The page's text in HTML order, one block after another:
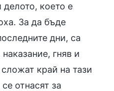
което е
За да бъде
дни, са
гняв и
край на тази
отнасят за